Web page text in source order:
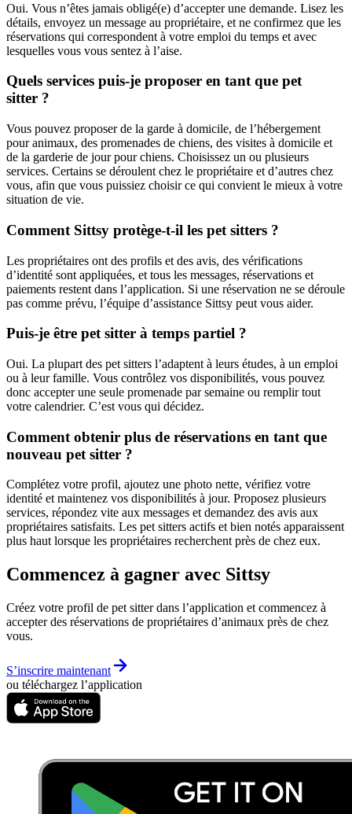
Oui. Vous n’êtes jamais obligé(e) d’accepter une demande. Lisez les
détails, envoyez un message au propriétaire, et ne confirmez que les
réservations qui correspondent à votre emploi du temps et avec
lesquelles vous vous sentez à l’aise.
Quels services puis-je proposer en tant que pet
sitter ?
Vous pouvez proposer de la garde à domicile, de l’hébergement
pour animaux, des promenades de chiens, des visites à domicile et
de la garderie de jour pour chiens. Choisissez un ou plusieurs
services. Certains se déroulent chez le propriétaire et d’autres chez
vous, afin que vous puissiez choisir ce qui convient le mieux à votre
situation de vie.
Comment Sittsy protège-t-il les pet sitters ?
Les propriétaires ont des profils et des avis, des vérifications
d’identité sont appliquées, et tous les messages, réservations et
paiements restent dans l’application. Si une réservation ne se déroule
pas comme prévu, l’équipe d’assistance Sittsy peut vous aider.
Puis-je être pet sitter à temps partiel ?
Oui. La plupart des pet sitters l’adaptent à leurs études, à un emploi
ou à leur famille. Vous contrôlez vos disponibilités, vous pouvez
donc accepter une seule promenade par semaine ou remplir tout
votre calendrier. C’est vous qui décidez.
Comment obtenir plus de réservations en tant que
nouveau pet sitter ?
Complétez votre profil, ajoutez une photo nette, vérifiez votre
identité et maintenez vos disponibilités à jour. Proposez plusieurs
services, répondez vite aux messages et demandez des avis aux
propriétaires satisfaits. Les pet sitters actifs et bien notés apparaissent
plus haut lorsque les propriétaires recherchent près de chez eux.
Commencez à gagner avec Sittsy
Créez votre profil de pet sitter dans l’application et commencez à
accepter des réservations de propriétaires d’animaux près de chez
vous.
S’inscrire maintenant
ou téléchargez l’application